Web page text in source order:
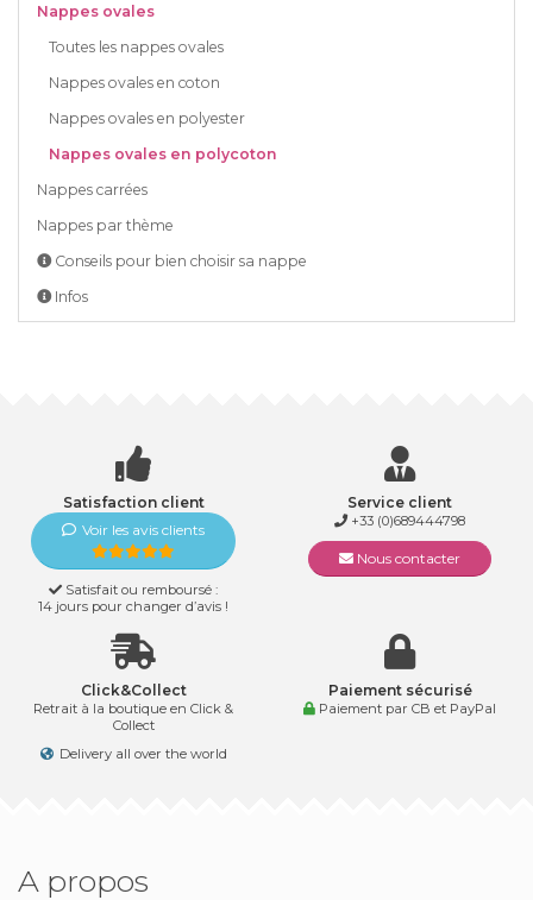
Nappes ovales
Toutes les nappes ovales
Nappes ovales en coton
Nappes ovales en polyester
Nappes ovales en polycoton
Nappes carrées
Nappes par thème
Conseils pour bien choisir sa nappe
Infos
Satisfaction client
Voir les avis clients
Satisfait ou remboursé :
14 jours pour changer d’avis !
Service client
+33 (0)689444798
Nous contacter
Click&Collect
Retrait à la boutique en Click &
Collect
Delivery all over the world
Paiement sécurisé
Paiement par CB et PayPal
A propos